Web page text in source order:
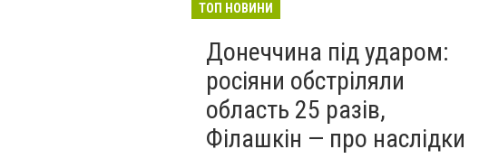
ТОП НОВИНИ
Донеччина під ударом:
росіяни обстріляли
область 25 разів,
Філашкін — про наслідки